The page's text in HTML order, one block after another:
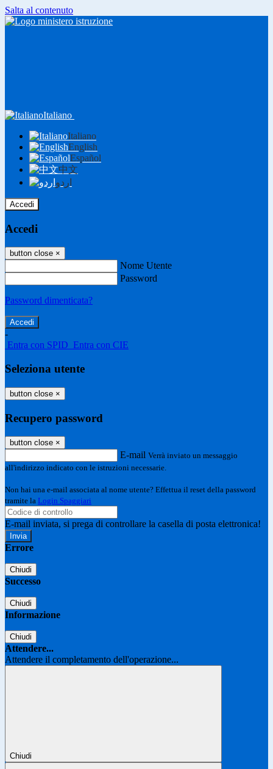
Salta al contenuto
Italiano
Italiano
English
Español
中文
اردو
Accedi
Accedi
button close ×
Nome Utente
Password
Password dimenticata?
-
Entra con SPID Entra con CIE
Seleziona utente
button close ×
Recupero password
button close ×
E-mail Verrà inviato un messaggio
all'indirizzo indicato con le istruzioni necessarie.
Non hai una e-mail associata al nome utente? Effettua il reset della password
tramite la Login Spaggiari
E-mail inviata, si prega di controllare la casella di posta elettronica!
Errore
Chiudi
Successo
Chiudi
Informazione
Chiudi
Attendere...
Attendere il completamento dell'operazione...
Chiudi